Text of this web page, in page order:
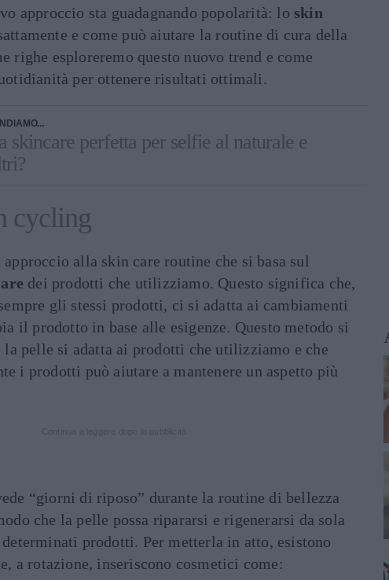
approccio sta guadagnando popolarità: lo skin
e come può aiutare la routine di cura della
righe esploreremo questo nuovo trend e come
per ottenere risultati ottimali.
skincare perfetta per selfie al naturale e
cycling
alla skin care routine che si basa sul
dei prodotti che utilizziamo. Questo significa che,
gli stessi prodotti, ci si adatta ai cambiamenti
il prodotto in base alle esigenze. Questo metodo si
la pelle si adatta ai prodotti che utilizziamo e che
i prodotti può aiutare a mantenere un aspetto più
“giorni di riposo” durante la routine di bellezza
che la pelle possa ripararsi e rigenerarsi da sola
prodotti. Per metterla in atto, esistono
a rotazione, inseriscono cosmetici come: